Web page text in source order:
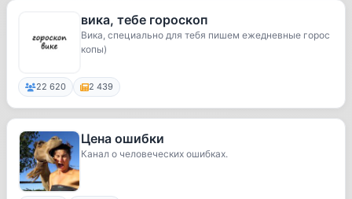
вика, тебе гороскоп
Вика, специально для тебя пишем ежедневные горос
копы)
22 620 2 439
Цена ошибки
Канал о человеческих ошибках.